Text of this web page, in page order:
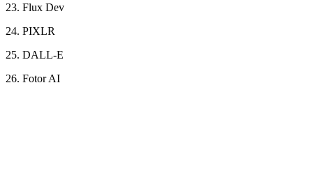
23. Flux Dev
24. PIXLR
25. DALL-E
26. Fotor AI